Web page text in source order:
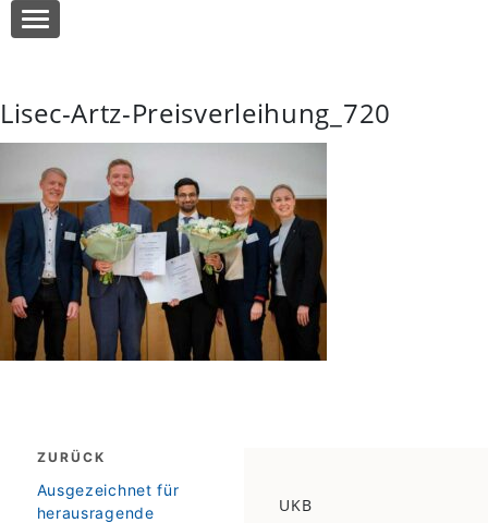
Lisec-Artz-Preisverleihung_720
Beitragsnavigation
ZURÜCK
zurück
Ausgezeichnet für
herausragende
UKB